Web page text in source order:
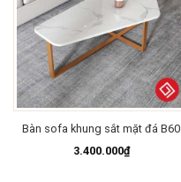
Bàn sofa khung sắt mặt đá B60
3.400.000₫